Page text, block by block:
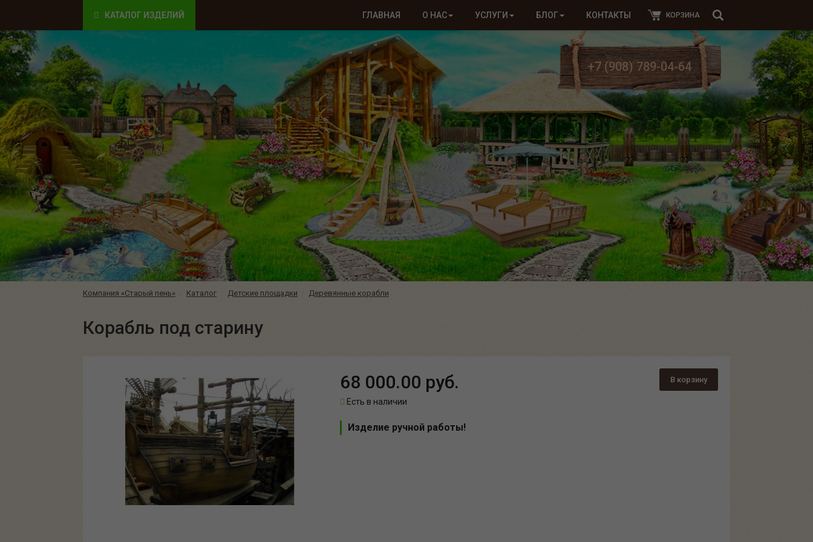
КОРЗИНА
КАТАЛОГ ИЗДЕЛИЙ КОНТАКТЫ
БЛОГ
УСЛУГИ
О НАС
ГЛАВНАЯ
+7 (908) 789-04-64
Компания «Старый пень» Каталог Детские площадки Деревянные корабли
Корабль под старину
68 000.00 руб.
Есть в наличии
В корзину
Изделие ручной работы!